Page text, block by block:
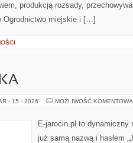
produkcją rozsady,
Ogrodnictwo miejskie i […]
- 15 - 2026 MOŻLIWOŚĆ
E-jarocin.pl to dynamiczny
już samą nazwą i hasłem